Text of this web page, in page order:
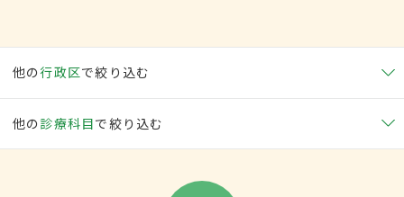
他の行政区で絞り込む
他の 診療科目で絞り込む